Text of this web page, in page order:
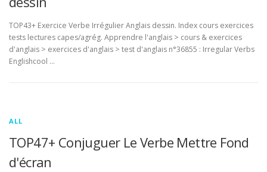
TOP43+ Exercice Verbe Irrégulier Anglais dessin. Index cours exercices
tests lectures capes/agrég. Apprendre l'anglais > cours & exercices
d'anglais > exercices d'anglais > test d'anglais n°36855 : Irregular Verbs
Englishcool …
ALL
TOP47+ Conjuguer Le Verbe Mettre Fond
d'écran